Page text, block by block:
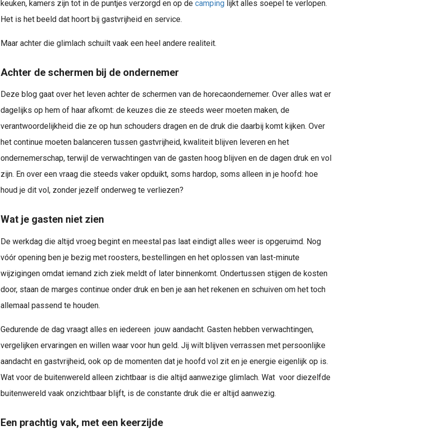
keuken, kamers zijn tot in de puntjes verzorgd en op de camping lijkt alles soepel te verlopen.
Het is het beeld dat hoort bij gastvrijheid en service.
Maar achter die glimlach schuilt vaak een heel andere realiteit.
Achter de schermen bij de ondernemer
Deze blog gaat over het leven achter de schermen van de horecaondernemer. Over alles wat er
dagelijks op hem of haar afkomt: de keuzes die ze steeds weer moeten maken, de
verantwoordelijkheid die ze op hun schouders dragen en de druk die daarbij komt kijken. Over
het continue moeten balanceren tussen gastvrijheid, kwaliteit blijven leveren en het
ondernemerschap, terwijl de verwachtingen van de gasten hoog blijven en de dagen druk en vol
zijn. En over een vraag die steeds vaker opduikt, soms hardop, soms alleen in je hoofd: hoe
houd je dit vol, zonder jezelf onderweg te verliezen?
Wat je gasten niet zien
De werkdag die altijd vroeg begint en meestal pas laat eindigt alles weer is opgeruimd. Nog
vóór opening ben je bezig met roosters, bestellingen en het oplossen van last-minute
wijzigingen omdat iemand zich ziek meldt of later binnenkomt. Ondertussen stijgen de kosten
door, staan de marges continue onder druk en ben je aan het rekenen en schuiven om het toch
allemaal passend te houden.
Gedurende de dag vraagt alles en iedereen jouw aandacht. Gasten hebben verwachtingen,
vergelijken ervaringen en willen waar voor hun geld. Jij wilt blijven verrassen met persoonlijke
aandacht en gastvrijheid, ook op de momenten dat je hoofd vol zit en je energie eigenlijk op is.
Wat voor de buitenwereld alleen zichtbaar is die altijd aanwezige glimlach. Wat voor diezelfde
buitenwereld vaak onzichtbaar blijft, is de constante druk die er altijd aanwezig.
Een prachtig vak, met een keerzijde